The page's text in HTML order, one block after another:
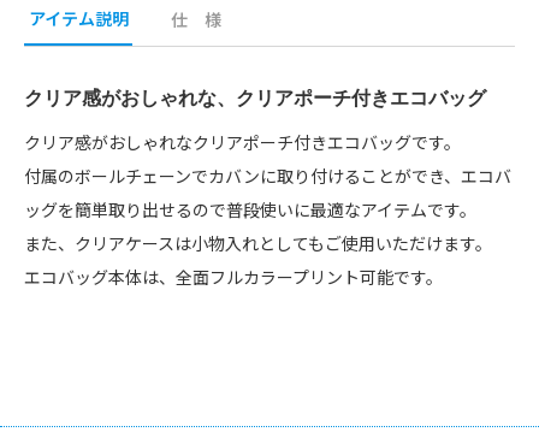
アイテム説明 仕 様
クリア感がおしゃれな、クリアポーチ付きエコバッグ
クリア感がおしゃれなクリアポーチ付きエコバッグです。
付属のボールチェーンでカバンに取り付けることができ、エコバ
ッグを簡単取り出せるので普段使いに最適なアイテムです。
また、クリアケースは小物入れとしてもご使用いただけます。
エコバッグ本体は、全面フルカラープリント可能です。